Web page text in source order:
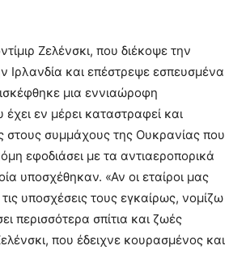
Ζελένσκι, που διέκοψε την
Ιρλανδία και επέστρεψε εσπευσμένα
μια εννιαώροφη
έχει εν μέρει καταστραφεί και
στους συμμάχους της Ουκρανίας που
εφοδιάσει με τα αντιαεροπορικά
υποσχέθηκαν. «Αν οι εταίροι μας
υποσχέσεις τους εγκαίρως, νομίζω
περισσότερα σπίτια και ζωές
που έδειχνε κουρασμένος και